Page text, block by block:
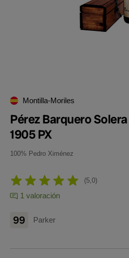
Montilla-Moriles
Pérez Barquero
1905 PX
100% Pedro Ximénez
5,0
1 valoración
99 Parker